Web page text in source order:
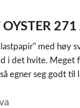
OYSTER
med høy
i det hvite. Meget
egner seg godt til